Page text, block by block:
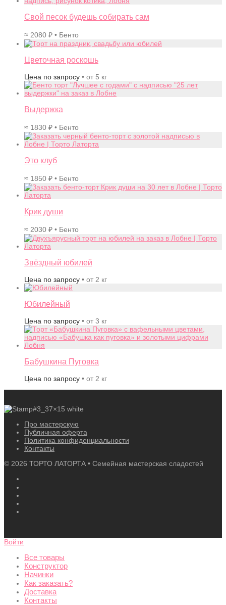
Свой песок будешь собирать сам
≈ 2080 ₽ • Бенто
Цветочная роскошь
Цена по запросу • от 5 кг
Выдержка
≈ 1830 ₽ • Бенто
Это клуб
≈ 1850 ₽ • Бенто
Крик души
≈ 2030 ₽ • Бенто
Звёздный юбилей
Цена по запросу • от 2 кг
Юбилейный
Цена по запросу • от 3 кг
Бабушкина Пуговка
Цена по запросу • от 2 кг
Про мастерскую
Публичная оферта
Политика конфиденциальности
Контакты
© 2026 ТОРТО ЛАТОРТА • Семейная мастерская сладостей
Войти
Все товары
Конструктор
Начинки
Как заказать?
Доставка
Контакты